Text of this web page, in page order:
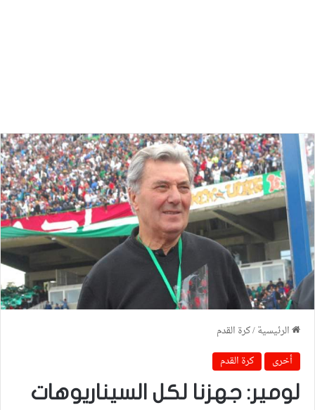
الرئيسية/كرة القدم
أخرى
كرة القدم
لومير: جهزنا لكل السيناريوهات